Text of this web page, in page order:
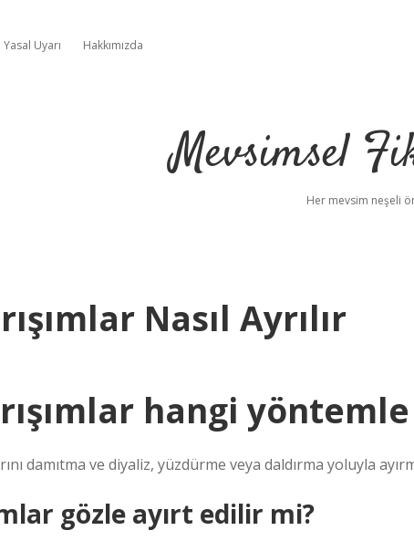
Yasal Uyarı Hakkımızda
Mevsimsel
Her mevsim neşeli
Nasıl Ayrılır
hangi yöntemle
damıtma ve diyaliz, yüzdürme veya daldırma yoluyla
gözle ayırt edilir mi?